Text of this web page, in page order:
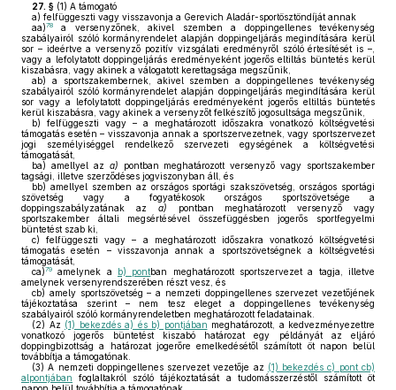
27. § (1) A támogató
a) felfüggeszti vagy visszavonja a Gerevich Aladár-sportösztöndíját annak
aa)78
a versenyzőnek, akivel szemben a doppingellenes tevékenység
szabályairól szóló kormányrendelet alapján doppingeljárás megindítására kerül
sor – ideértve a versenyző pozitív vizsgálati eredményről szóló értesítését is –,
vagy a lefolytatott doppingeljárás eredményeként jogerős eltiltás büntetés kerül
kiszabásra, vagy akinek a válogatott kerettagsága megszűnik,
ab) a sportszakembernek, akivel szemben a doppingellenes tevékenység
szabályairól szóló kormányrendelet alapján doppingeljárás megindítására kerül
sor vagy a lefolytatott doppingeljárás eredményeként jogerős eltiltás büntetés
kerül kiszabásra, vagy akinek a versenyzőt felkészítő jogosultsága megszűnik,
b) felfüggeszti vagy – a meghatározott időszakra vonatkozó költségvetési
támogatás esetén – visszavonja annak a sportszervezetnek, vagy sportszervezet
jogi személyiséggel rendelkező szervezeti egységének a költségvetési
támogatását,
ba) amellyel az a) pontban meghatározott versenyző vagy sportszakember
tagsági, illetve szerződéses jogviszonyban áll, és
bb) amellyel szemben az országos sportági szakszövetség, országos sportági
szövetség vagy a fogyatékosok országos sportszövetsége a
doppingszabályzatának az a) pontban meghatározott versenyző vagy
sportszakember általi megsértésével összefüggésben jogerős sportfegyelmi
büntetést szab ki,
c) felfüggeszti vagy – a meghatározott időszakra vonatkozó költségvetési
támogatás esetén – visszavonja annak a sportszövetségnek a költségvetési
támogatását,
ca)79 amelynek a b) pontban meghatározott sportszervezet a tagja, illetve
amelynek versenyrendszerében részt vesz, és
cb) amely sportszövetség – a nemzeti doppingellenes szervezet vezetőjének
tájékoztatása szerint – nem tesz eleget a doppingellenes tevékenység
szabályairól szóló kormányrendeletben meghatározott feladatainak.
(2) Az (1) bekezdés a) és b) pontjában meghatározott, a kedvezményezettre
vonatkozó jogerős büntetést kiszabó határozat egy példányát az eljáró
doppingbizottság a határozat jogerőre emelkedésétől számított öt napon belül
továbbítja a támogatónak.
(3) A nemzeti doppingellenes szervezet vezetője az (1) bekezdés c) pont cb)
alpontjában foglaltakról szóló tájékoztatását a tudomásszerzéstől számított öt